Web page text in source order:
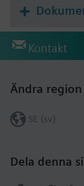
Kontakt
Dela denna
Ändra region
SE (sv)